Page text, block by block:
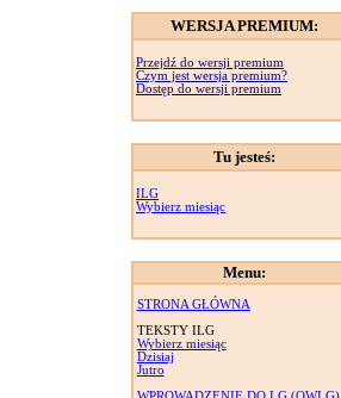
WERSJA PREMIUM:
Przejdź do wersji premium
Czym jest wersja premium?
Dostęp do wersji premium
Tu jesteś:
ILG
Wybierz miesiąc
Menu:
STRONA GŁÓWNA
TEKSTY ILG
Wybierz miesiąc
Dzisiaj
Jutro